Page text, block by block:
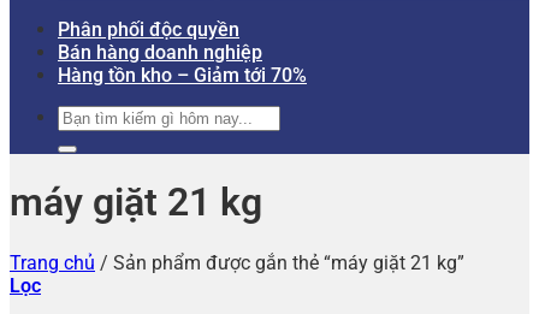
Phân phối độc quyền
Bán hàng doanh nghiệp
Hàng tồn kho – Giảm tới 70%
Tìm
kiếm:
máy giặt 21 kg
Trang chủ / Sản phẩm được gắn thẻ “máy giặt 21 kg”
Lọc